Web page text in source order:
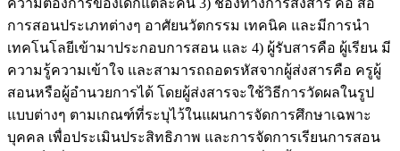
ความต้องการของเด็กแต่ละคน 3) ช่องทางการส่งสาร คือ สื่อ
การสอนประเภทต่างๆ อาศัยนวัตกรรม เทคนิค และมีการนำ
เทคโนโลยีเข้ามาประกอบการสอน และ 4) ผู้รับสารคือ ผู้เรียน มี
ความรู้ความเข้าใจ และสามารถถอดรหัสจากผู้ส่งสารคือ ครูผู้
สอนหรือผู้อำนวยการได้ โดยผู้ส่งสารจะใช้วิธีการวัดผลในรูป
แบบต่างๆ ตามเกณฑ์ที่ระบุไว้ในแผนการจัดการศึกษาเฉพาะ
บุคคล เพื่อประเมินประสิทธิภาพ และการจัดการเรียนการสอน